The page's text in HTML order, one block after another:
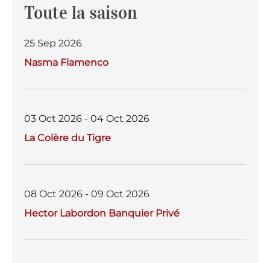
e
o
o
k
te s
p
l
Toute la saison
25 Sep 2026
Nasma Flamenco
03 Oct 2026 - 04 Oct 2026
La Colère du Tigre
08 Oct 2026 - 09 Oct 2026
Hector Labordon Banquier Privé